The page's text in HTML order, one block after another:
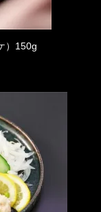
）150g